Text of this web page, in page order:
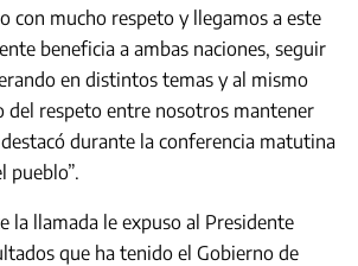
con mucho respeto y llegamos a este
beneficia a ambas naciones, seguir
en distintos temas y al mismo
del respeto entre nosotros mantener
durante la conferencia matutina
pueblo”.
la llamada le expuso al Presidente
que ha tenido el Gobierno de